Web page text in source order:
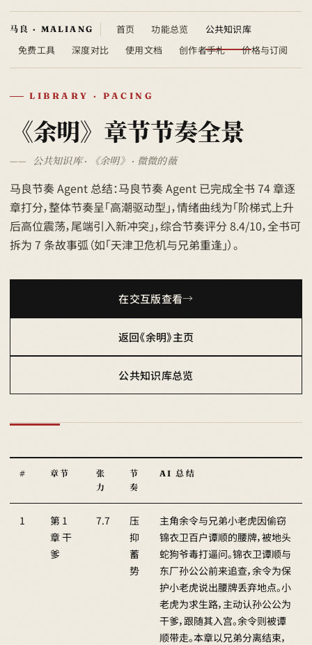
首页 功能总览
公共知识库
免费工具
深度对比 使用文档 创作者手札 价格与订阅
LIBRARY · PACING
《余明》章节节奏全景
公共知识库 · 《余明》 · 微微的薇
马良节奏 Agent 总结：马良节奏 Agent 已完成全书 74 章逐
章打分，整体节奏呈「高潮驱动型」，情绪曲线为「阶梯式上升
后高位震荡，尾端引入新冲突」，综合节奏评分 8.4/10，全书可
拆为 7 条故事弧（如「天津卫危机与兄弟重逢」）。
在交互版查看
返回《余明》主页
公共知识库总览
# 章节
张
力
节
奏
AI 总结
1
第 1
章 干
爹
7.7
压
抑
蓄
势
主角余令与兄弟小老虎因偷窃
锦衣卫百户谭顺的腰牌，被地头
蛇狗爷毒打逼问。锦衣卫谭顺与
东厂孙公公前来追查，余令为保
护小老虎说出腰牌丢弃地点。小
老虎为求生路，主动认孙公公为
干爹，跟随其入宫。余令则被谭
顺带走。本章以兄弟分离结束，